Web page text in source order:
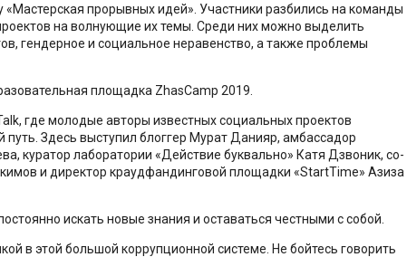
«Мастерская прорывных идей». Участники разбились на команды
на волнующие их темы. Среди них можно выделить
гендерное и социальное неравенство, а также проблемы
площадка ZhasCamp 2019.
где молодые авторы известных социальных проектов
путь. Здесь выступил блоггер Мурат Данияр, амбассадор
куратор лаборатории «Действие буквально» Катя Дзвоник, со-
и директор краудфандинговой площадки «StartTime» Азиза
искать новые знания и оставаться честными с собой.
в этой большой коррупционной системе. Не бойтесь говорить